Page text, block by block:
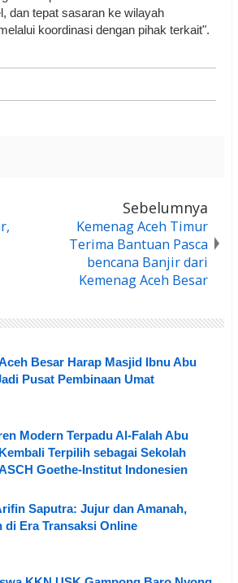
dan tepat sasaran ke wilayah
koordinasi dengan pihak terkait".
Sebelumnya
Kemenag Aceh Timur
Terima Bantuan Pasca
bencana Banjir dari
Kemenag Aceh Besar
Besar Harap Masjid Ibnu Abu
Pusat Pembinaan Umat
Modern Terpadu Al-Falah Abu
Terpilih sebagai Sekolah
Goethe-Institut Indonesien
Saputra: Jujur dan Amanah,
di Era Transaksi Online